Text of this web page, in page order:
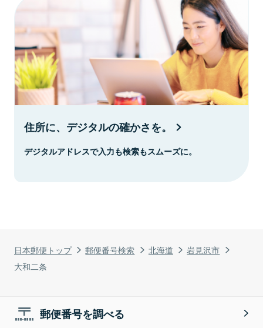
日本郵便トップ 郵便番号検索 北海道
岩見沢市
大和二条
住所に、デジタルの確かさを。
デジタルアドレスで入力も検索もスムーズに。
郵便番号を調べる